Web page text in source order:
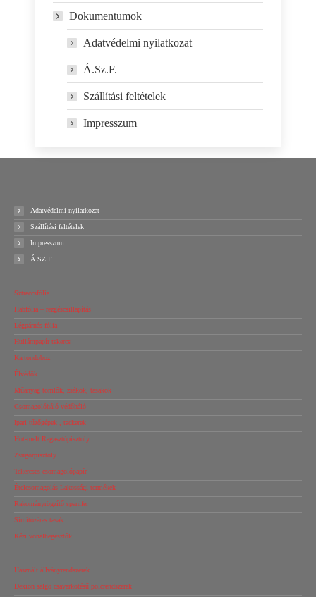
Dokumentumok
Adatvédelmi nyilatkozat
Á.Sz.F.
Szállítási feltételek
Impresszum
Adatvédelmi nyilatkozat
Szállítási feltételek
Impresszum
Á.SZ.F.
Sztreccsfólia
Habfólia – rezgéscsillapítás
Légpárnás fólia
Hullámpapír tekercs
Kartondoboz
Élvédők
Műanyag tömlők, zsákok, tasakok
Csomagolóháló védőháló
Ipari tűzőgépek , tackerek
Hot-melt Ragasztópisztoly
Zsugorpisztoly
Tekercses csomagolópapír
Ételcsomagolás-Lakossági termékek
Rakományrögzítő spanifer
Simítózáras tasak
Kézi vonalhegesztők
Használt állványrendszerek
Dexion salgo csavarkötésű polcrendszerek